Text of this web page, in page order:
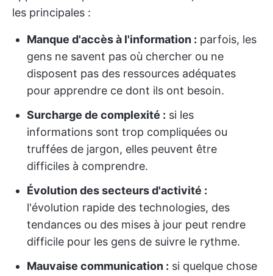
les principales :
Manque d'accès à l'information : parfois, les
gens ne savent pas où chercher ou ne
disposent pas des ressources adéquates
pour apprendre ce dont ils ont besoin.
Surcharge de complexité : si les
informations sont trop compliquées ou
truffées de jargon, elles peuvent être
difficiles à comprendre.
Évolution des secteurs d'activité :
l'évolution rapide des technologies, des
tendances ou des mises à jour peut rendre
difficile pour les gens de suivre le rythme.
Mauvaise communication : si quelque chose